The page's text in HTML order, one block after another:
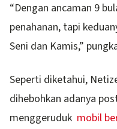
“Dengan ancaman 9
penahanan, tapi
Seni dan Kamis,”
Seperti diketahui,
dihebohkan adanya
menggeruduk mobil